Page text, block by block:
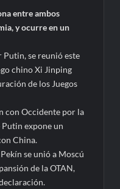
entre ambos
y ocurre en un
Putin, se reunió este
chino Xi Jinping
de los Juegos
con Occidente por la
expone un
China.
se unió a Moscú
de la OTAN,